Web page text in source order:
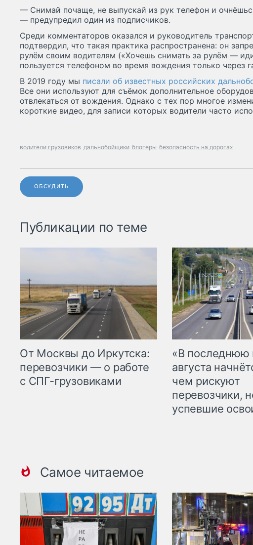
— Снимай почаще, не выпускай из рук телефон и
— предупредил один из подписчиков.
Среди комментаторов оказался и руководитель
подтвердил, что такая практика распространена: он
рулём своим водителям («Хочешь снимать за рулём —
пользуется телефоном во время вождения только через
В 2019 году мы писали об известных российских
Все они используют для съёмок дополнительное
отвлекаться от вождения. Однако с тех пор многое
короткие видео, для записи которых водители часто
водители грузовиков дальнобойщики блогеры безопасность на дорогах
ОБСУДИТЬ
Публикации по теме
От Москвы до Иркутска:
перевозчики — о работе
с СПГ-грузовиками
«В последнюю
августа
чем рискуют
перевозчики,
успевшие
Самое читаемое